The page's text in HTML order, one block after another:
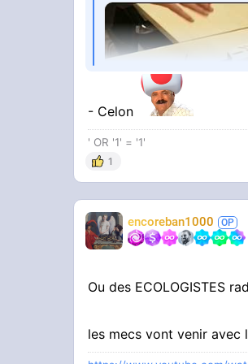
Armes imprimées en
INFO
TF1 INFO
tkt les dealer en
- Celon
' OR '1' = '1'
1
encoreban1000
Ou des ECOLOGISTES
les mecs vont venir